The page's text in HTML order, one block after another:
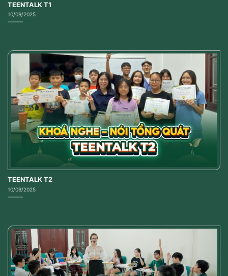
TEENTALK T1
10/09/2025
TEENTALK T2
10/09/2025